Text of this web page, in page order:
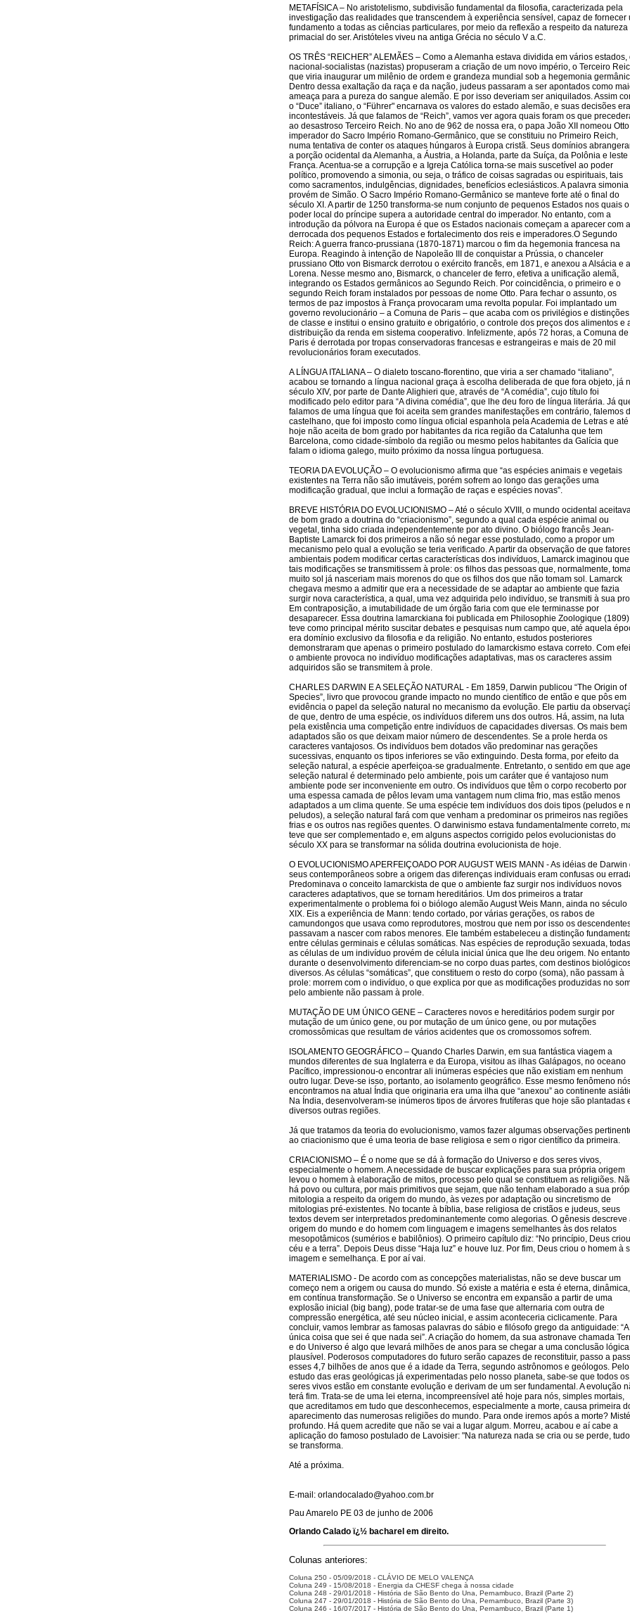
METAFÍSICA – No aristotelismo, subdivisão fundamental da filosofia, caracterizada pela
investigação das realidades que transcendem à experiência sensível, capaz de fornecer
fundamento a todas as ciências particulares, por meio da reflexão a respeito da natureza
primacial do ser. Aristóteles viveu na antiga Grécia no século V a.C.
OS TRÊS “REICHER” ALEMÃES – Como a Alemanha estava dividida em vários estados,
nacional-socialistas (nazistas) propuseram a criação de um novo império, o Terceiro
que viria inaugurar um milênio de ordem e grandeza mundial sob a hegemonia
Dentro dessa exaltação da raça e da nação, judeus passaram a ser apontados como
ameaça para a pureza do sangue alemão. E por isso deveriam ser aniquilados. Assim
o “Duce” italiano, o “Führer" encarnava os valores do estado alemão, e suas decisões
incontestáveis. Já que falamos de “Reich”, vamos ver agora quais foram os que
ao desastroso Terceiro Reich. No ano de 962 de nossa era, o papa João XII nomeou Otto
imperador do Sacro Império Romano-Germânico, que se constituiu no Primeiro Reich,
numa tentativa de conter os ataques húngaros à Europa cristã. Seus domínios
a porção ocidental da Alemanha, a Áustria, a Holanda, parte da Suíça, da Polônia e leste
França. Acentua-se a corrupção e a Igreja Católica torna-se mais suscetível ao poder
político, promovendo a simonia, ou seja, o tráfico de coisas sagradas ou espirituais, tais
como sacramentos, indulgências, dignidades, benefícios eclesiásticos. A palavra simonia
provém de Simão. O Sacro Império Romano-Germânico se manteve forte até o final do
século XI. A partir de 1250 transforma-se num conjunto de pequenos Estados nos quais o
poder local do príncipe supera a autoridade central do imperador. No entanto, com a
introdução da pólvora na Europa é que os Estados nacionais começam a aparecer com a
derrocada dos pequenos Estados e fortalecimento dos reis e imperadores.O Segundo
Reich: A guerra franco-prussiana (1870-1871) marcou o fim da hegemonia francesa na
Europa. Reagindo à intenção de Napoleão III de conquistar a Prússia, o chanceler
prussiano Otto von Bismarck derrotou o exército francês, em 1871, e anexou a Alsácia e a
Lorena. Nesse mesmo ano, Bismarck, o chanceler de ferro, efetiva a unificação alemã,
integrando os Estados germânicos ao Segundo Reich. Por coincidência, o primeiro e o
segundo Reich foram instalados por pessoas de nome Otto. Para fechar o assunto, os
termos de paz impostos à França provocaram uma revolta popular. Foi implantado um
governo revolucionário – a Comuna de Paris – que acaba com os privilégios e distinções
de classe e institui o ensino gratuito e obrigatório, o controle dos preços dos alimentos e
distribuição da renda em sistema cooperativo. Infelizmente, após 72 horas, a Comuna de
Paris é derrotada por tropas conservadoras francesas e estrangeiras e mais de 20 mil
revolucionários foram executados.
A LÍNGUA ITALIANA – O dialeto toscano-florentino, que viria a ser chamado “italiano”,
acabou se tornando a língua nacional graça à escolha deliberada de que fora objeto, já
século XIV, por parte de Dante Alighieri que, através de “A comédia”, cujo título foi
modificado pelo editor para “A divina comédia”, que lhe deu foro de língua literária. Já
falamos de uma língua que foi aceita sem grandes manifestações em contrário, falemos
castelhano, que foi imposto como língua oficial espanhola pela Academia de Letras e até
hoje não aceita de bom grado por habitantes da rica região da Catalunha que tem
Barcelona, como cidade-símbolo da região ou mesmo pelos habitantes da Galícia que
falam o idioma galego, muito próximo da nossa língua portuguesa.
TEORIA DA EVOLUÇÃO – O evolucionismo afirma que “as espécies animais e vegetais
existentes na Terra não são imutáveis, porém sofrem ao longo das gerações uma
modificação gradual, que inclui a formação de raças e espécies novas”.
BREVE HISTÓRIA DO EVOLUCIONISMO – Até o século XVIII, o mundo ocidental
de bom grado a doutrina do “criacionismo”, segundo a qual cada espécie animal ou
vegetal, tinha sido criada independentemente por ato divino. O biólogo francês Jean-
Baptiste Lamarck foi dos primeiros a não só negar esse postulado, como a propor um
mecanismo pelo qual a evolução se teria verificado. A partir da observação de que
ambientais podem modificar certas características dos indivíduos, Lamarck imaginou que
tais modificações se transmitissem à prole: os filhos das pessoas que, normalmente,
muito sol já nasceriam mais morenos do que os filhos dos que não tomam sol. Lamarck
chegava mesmo a admitir que era a necessidade de se adaptar ao ambiente que fazia
surgir nova característica, a qual, uma vez adquirida pelo indivíduo, se transmiti à sua
Em contraposição, a imutabilidade de um órgão faria com que ele terminasse por
desaparecer. Essa doutrina lamarckiana foi publicada em Philosophie Zoologique (1809)
teve como principal mérito suscitar debates e pesquisas num campo que, até aquela
era domínio exclusivo da filosofia e da religião. No entanto, estudos posteriores
demonstraram que apenas o primeiro postulado do lamarckismo estava correto. Com
o ambiente provoca no indivíduo modificações adaptativas, mas os caracteres assim
adquiridos são se transmitem à prole.
CHARLES DARWIN E A SELEÇÃO NATURAL - Em 1859, Darwin publicou “The Origin of
Species”, livro que provocou grande impacto no mundo científico de então e que pôs em
evidência o papel da seleção natural no mecanismo da evolução. Ele partiu da
de que, dentro de uma espécie, os indivíduos diferem uns dos outros. Há, assim, na luta
pela existência uma competição entre indivíduos de capacidades diversas. Os mais bem
adaptados são os que deixam maior número de descendentes. Se a prole herda os
caracteres vantajosos. Os indivíduos bem dotados vão predominar nas gerações
sucessivas, enquanto os tipos inferiores se vão extinguindo. Desta forma, por efeito da
seleção natural, a espécie aperfeiçoa-se gradualmente. Entretanto, o sentido em que
seleção natural é determinado pelo ambiente, pois um caráter que é vantajoso num
ambiente pode ser inconveniente em outro. Os indivíduos que têm o corpo recoberto por
uma espessa camada de pêlos levam uma vantagem num clima frio, mas estão menos
adaptados a um clima quente. Se uma espécie tem indivíduos dos dois tipos (peludos e
peludos), a seleção natural fará com que venham a predominar os primeiros nas regiões
frias e os outros nas regiões quentes. O darwinismo estava fundamentalmente correto,
teve que ser complementado e, em alguns aspectos corrigido pelos evolucionistas do
século XX para se transformar na sólida doutrina evolucionista de hoje.
O EVOLUCIONISMO APERFEIÇOADO POR AUGUST WEIS MANN - As idéias de Darwin
seus contemporâneos sobre a origem das diferenças individuais eram confusas ou
Predominava o conceito lamarckista de que o ambiente faz surgir nos indivíduos novos
caracteres adaptativos, que se tornam hereditários. Um dos primeiros a tratar
experimentalmente o problema foi o biólogo alemão August Weis Mann, ainda no século
XIX. Eis a experiência de Mann: tendo cortado, por várias gerações, os rabos de
camundongos que usava como reprodutores, mostrou que nem por isso os
passavam a nascer com rabos menores. Ele também estabeleceu a distinção
entre células germinais e células somáticas. Nas espécies de reprodução sexuada, todas
as células de um indivíduo provém de célula inicial única que lhe deu origem. No
durante o desenvolvimento diferenciam-se no corpo duas partes, com destinos
diversos. As células “somáticas”, que constituem o resto do corpo (soma), não passam à
prole: morrem com o indivíduo, o que explica por que as modificações produzidas no
pelo ambiente não passam à prole.
MUTAÇÃO DE UM ÚNICO GENE – Caracteres novos e hereditários podem surgir por
mutação de um único gene, ou por mutação de um único gene, ou por mutações
cromossômicas que resultam de vários acidentes que os cromossomos sofrem.
ISOLAMENTO GEOGRÁFICO – Quando Charles Darwin, em sua fantástica viagem a
mundos diferentes de sua Inglaterra e da Europa, visitou as ilhas Galápagos, no oceano
Pacífico, impressionou-o encontrar ali inúmeras espécies que não existiam em nenhum
outro lugar. Deve-se isso, portanto, ao isolamento geográfico. Esse mesmo fenômeno
encontramos na atual Índia que originaria era uma ilha que “anexou” ao continente
Na Índia, desenvolveram-se inúmeros tipos de árvores frutíferas que hoje são plantadas
diversos outras regiões.
Já que tratamos da teoria do evolucionismo, vamos fazer algumas observações
ao criacionismo que é uma teoria de base religiosa e sem o rigor científico da primeira.
CRIACIONISMO – É o nome que se dá à formação do Universo e dos seres vivos,
especialmente o homem. A necessidade de buscar explicações para sua própria origem
levou o homem à elaboração de mitos, processo pelo qual se constituem as religiões.
há povo ou cultura, por mais primitivos que sejam, que não tenham elaborado a sua
mitologia a respeito da origem do mundo, às vezes por adaptação ou sincretismo de
mitologias pré-existentes. No tocante à bíblia, base religiosa de cristãos e judeus, seus
textos devem ser interpretados predominantemente como alegorias. O gênesis descreve
origem do mundo e do homem com linguagem e imagens semelhantes às dos relatos
mesopotâmicos (sumérios e babilônios). O primeiro capítulo diz: “No princípio, Deus
céu e a terra”. Depois Deus disse “Haja luz” e houve luz. Por fim, Deus criou o homem à
imagem e semelhança. E por aí vai.
MATERIALISMO - De acordo com as concepções materialistas, não se deve buscar um
começo nem a origem ou causa do mundo. Só existe a matéria e esta é eterna, dinâmica,
em contínua transformação. Se o Universo se encontra em expansão a partir de uma
explosão inicial (big bang), pode tratar-se de uma fase que alternaria com outra de
compressão energética, até seu núcleo inicial, e assim aconteceria ciclicamente. Para
concluir, vamos lembrar as famosas palavras do sábio e filósofo grego da antiguidade: “A
única coisa que sei é que nada sei”. A criação do homem, da sua astronave chamada
e do Universo é algo que levará milhões de anos para se chegar a uma conclusão lógica
plausível. Poderosos computadores do futuro serão capazes de reconstituir, passo a
esses 4,7 bilhões de anos que é a idade da Terra, segundo astrônomos e geólogos. Pelo
estudo das eras geológicas já experimentadas pelo nosso planeta, sabe-se que todos os
seres vivos estão em constante evolução e derivam de um ser fundamental. A evolução
terá fim. Trata-se de uma lei eterna, incompreensível até hoje para nós, simples mortais,
que acreditamos em tudo que desconhecemos, especialmente a morte, causa primeira
aparecimento das numerosas religiões do mundo. Para onde iremos após a morte?
profundo. Há quem acredite que não se vai a lugar algum. Morreu, acabou e aí cabe a
aplicação do famoso postulado de Lavoisier: "Na natureza nada se cria ou se perde, tudo
se transforma.
Até a próxima.
E-mail: orlandocalado@yahoo.com.br
Pau Amarelo PE 03 de junho de 2006
Orlando Calado ï¿½ bacharel em direito.
Colunas anteriores:
Coluna 250 - 05/09/2018 - CLÁVIO DE MELO VALENÇA
Coluna 249 - 15/08/2018 - Energia da CHESF chega à nossa cidade
Coluna 248 - 29/01/2018 - História de São Bento do Una, Pernambuco, Brazil (Parte 2)
Coluna 247 - 29/01/2018 - História de São Bento do Una, Pernambuco, Brazil (Parte 3)
Coluna 246 - 16/07/2017 - História de São Bento do Una, Pernambuco, Brazil (Parte 1)